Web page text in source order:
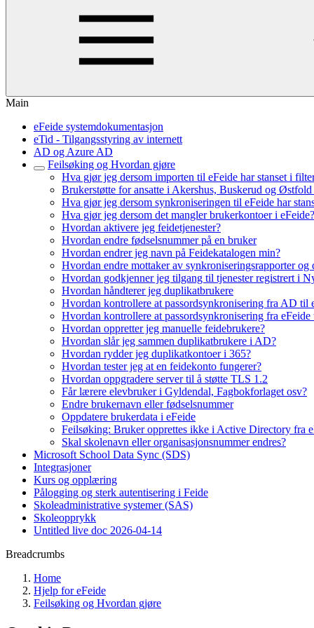
Main
eFeide systemdokumentasjon
eTid - Tilgangsstyring av internett
AD og Azure AD
Feilsøking og Hvordan gjøre
Hva gjør jeg dersom importen til eFeide har stanset i
Brukerstøtte for ansatte i Akershus, Buskerud og
Hva gjør jeg dersom synkroniseringen til eFeide har
Hva gjør jeg dersom det mangler brukerkontoer i eFeide?
Hvordan aktivere jeg feidetjenester?
Hvordan endre fødselsnummer på en bruker
Hvordan endrer jeg navn på Feidekatalogen min?
Hvordan endre mottaker av synkroniseringsrapporter og
Hvordan godkjenner jeg tilgang til tjenester registrert i
Hvordan håndterer jeg duplikatbrukere
Hvordan kontrollere at passordsynkronisering fra AD til
Hvordan kontrollere at passordsynkronisering fra
Hvordan oppretter jeg manuelle feidebrukere?
Hvordan slår jeg sammen duplikatbrukere i AD?
Hvordan rydder jeg duplikatkontoer i 365?
Hvordan tester jeg at en feidekonto fungerer?
Hvordan oppgradere server til å støtte TLS 1.2
Får lærere elevbruker i Gyldendal, Fagbokforlaget osv?
Endre brukernavn eller fødselsnummer
Oppdatere brukerdata i eFeide
Feilsøking: Bruker opprettes ikke i Active Directory fra
Skal skolenavn eller organisasjonsnummer endres?
Microsoft School Data Sync (SDS)
Integrasjoner
Kurs og opplæring
Pålogging og sterk autentisering i Feide
Skoleadministrative systemer (SAS)
Skoleopprykk
Untitled live doc 2026-04-14
Breadcrumbs
Home
Hjelp for eFeide
Feilsøking og Hvordan gjøre